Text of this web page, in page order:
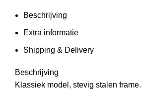
Beschrijving
Extra informatie
Shipping & Delivery
Beschrijving
Klassiek model, stevig stalen frame.